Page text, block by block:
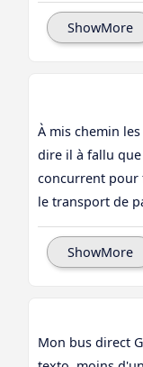
ShowMore
À mis chemin
dire il à fallu
concurrent pour
le transport de
ShowMore
Mon bus direct